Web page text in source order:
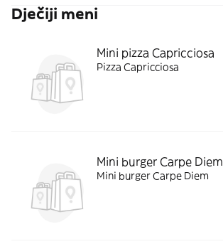
Dječiji meni
Mini pizza Capricciosa
Pizza Capricciosa
Mini burger Carpe Diem
Mini burger Carpe Diem